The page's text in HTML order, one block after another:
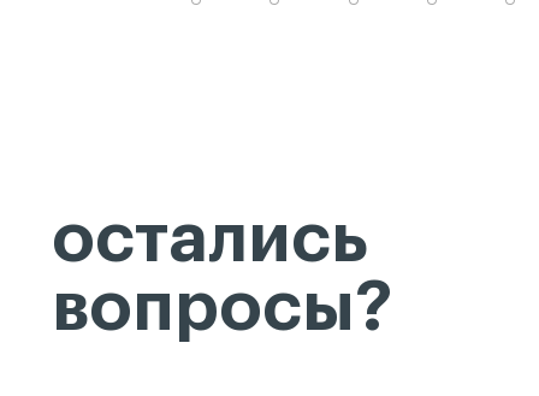
остались
вопросы?